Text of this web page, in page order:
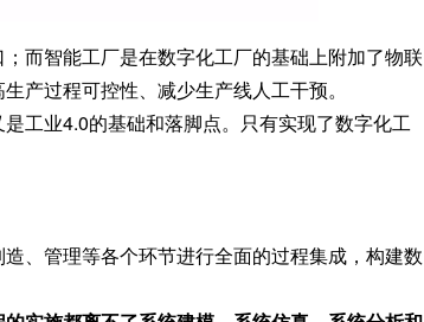
而智能工厂是在数字化工厂的基础上附加了物联
产过程可控性、减少生产线人工干预。
工业4.0的基础和落脚点。只有实现了数字化工
、管理等各个环节进行全面的过程集成，构建数